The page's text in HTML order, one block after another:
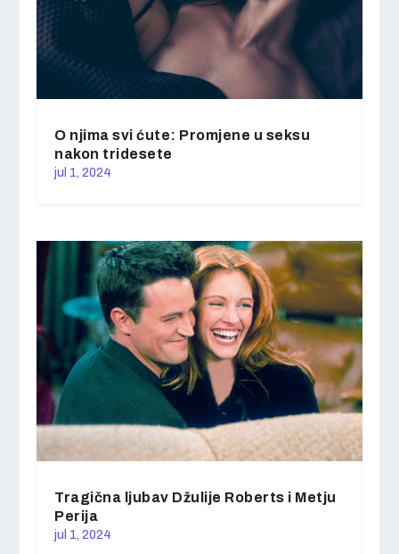
O njima svi ćute: Promjene u seksu
nakon tridesete
jul 1, 2024
Tragična ljubav Džulije Roberts i Metju
Perija
jul 1, 2024